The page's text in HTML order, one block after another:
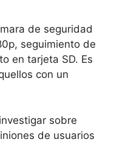
de seguridad
seguimiento de
en tarjeta SD. Es
con un
sobre
de usuarios